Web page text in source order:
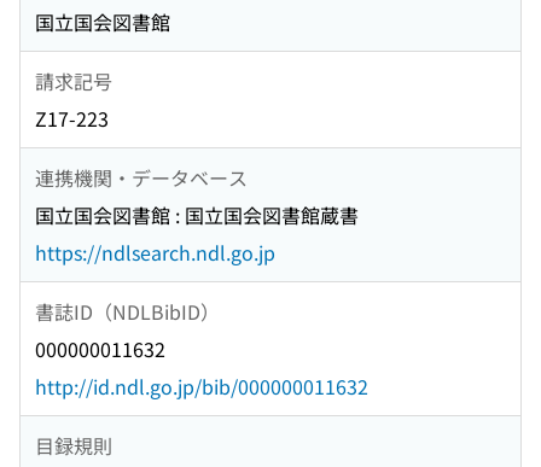
国立国会図書館
請求記号
Z17-223
連携機関・データベース
国立国会図書館 : 国立国会図書館蔵書
https://ndlsearch.ndl.go.jp
書誌ID（NDLBibID）
000000011632
http://id.ndl.go.jp/bib/000000011632
目録規則